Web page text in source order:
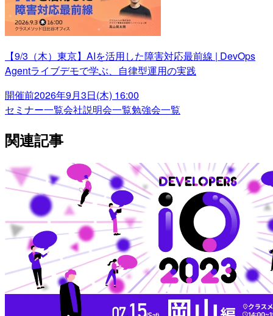
【9/3（木）東京】AIを活用した障害対応最前線 | DevOps
Agentライブデモで学ぶ、自律型運用の実践
開催前2026年9月3日(木) 16:00
セミナー一覧会社説明会一覧勉強会一覧
関連記事